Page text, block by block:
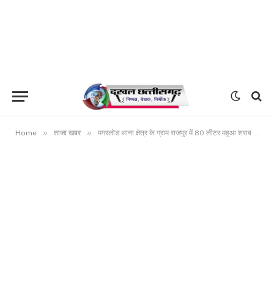
Home » ताजा खबर » मगरलोड थाना क्षेत्र के ग्राम राजपुर में 80 लीटर महुआ शराब के साथ महिला गिरफ्तार